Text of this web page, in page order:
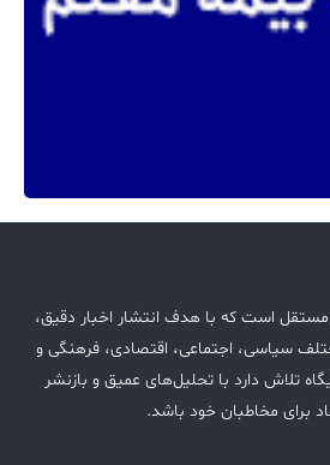
مستقل است که با هدف انتشار اخبار دقیق،
سیاسی، اجتماعی، اقتصادی، فرهنگی و
تلاش دارد با تحلیل‌های عمیق و بازنشر
برای مخاطبان خود باشد.